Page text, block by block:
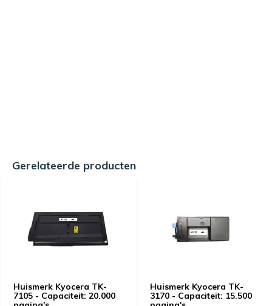
Gerelateerde producten
Huismerk Kyocera TK-
7105 - Capaciteit: 20.000
Huismerk Kyocera TK-
3170 - Capaciteit: 15.500